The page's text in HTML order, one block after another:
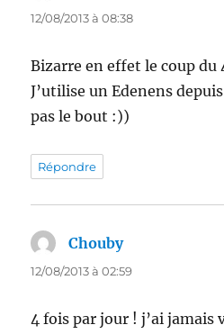
12/08/2013 à 08:38
Bizarre en effet le coup du
J’utilise un Edenens
pas le bout :))
Répondre
Choubydit :
12/08/2013 à 02:59
4 fois par jour ! j’ai jamais